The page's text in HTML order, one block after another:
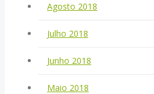
Agosto 2018
Julho 2018
Junho 2018
Maio 2018